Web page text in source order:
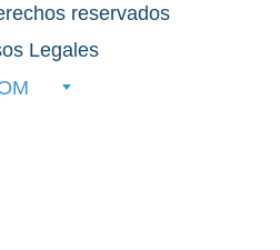
reservados
Legales